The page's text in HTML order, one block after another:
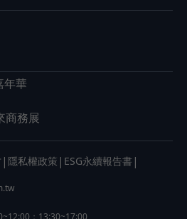
年華
商務展
| 隱私權政策 | ESG永續報告書 |